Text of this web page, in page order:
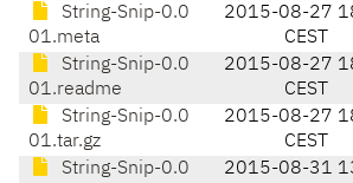
String-Snip-0.0
01.meta
2015-08-27
CEST
String-Snip-0.0
01.readme
2015-08-27
CEST
String-Snip-0.0
01.tar.gz
2015-08-27
CEST
String-Snip-0.0
2015-08-31